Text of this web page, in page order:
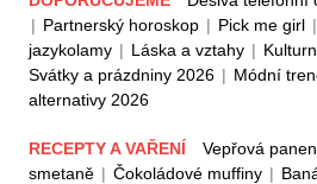
| Partnerský horoskop | Pick me girl |
jazykolamy | Láska a vztahy |
Svátky a prázdniny 2026 | Módní
alternativy 2026
RECEPTY A VAŘENÍ Vepřová
smetaně | Čokoládové muffiny |